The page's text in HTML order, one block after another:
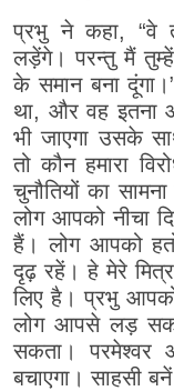
प्रभु ने कहा, “वे
लड़ेंगे। परन्तु मैं
के समान बना
था, और वह इतना
भी जाएगा उसके
तो कौन हमारा
चुनौतियों का
लोग आपको नीचा
हैं। लोग आपको
दृढ़ रहें। हे मेरे
लिए है। प्रभु
लोग आपसे लड़
सकता। परमेश्वर
बचाएगा। साहसी